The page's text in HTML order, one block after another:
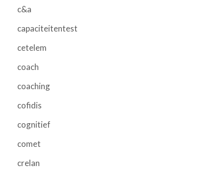
c&a
capaciteitentest
cetelem
coach
coaching
cofidis
cognitief
comet
crelan